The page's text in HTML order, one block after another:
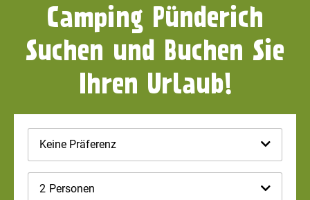
Camping Pünderich
Suchen und Buchen Sie
Ihren Urlaub!
Keine Präferenz
2 Personen